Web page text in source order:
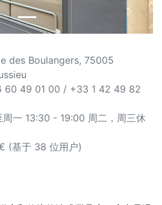
des Boulangers, 75005
60 49 01 00 / +33 1 42 49 82
周一 13:30 - 19:00 周二，周三休
(基于 38 位用户)